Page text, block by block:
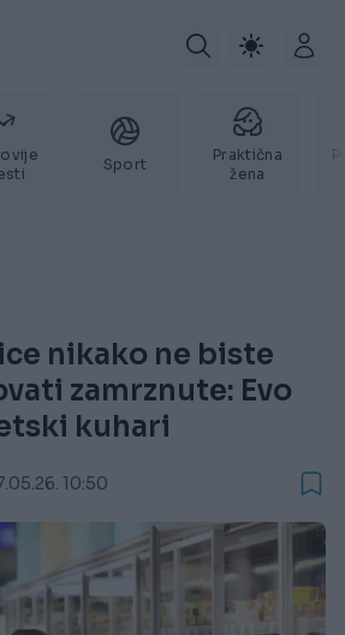
Sport
Praktična
žena
nikako ne biste
zamrznute: Evo
kuhari
10:50